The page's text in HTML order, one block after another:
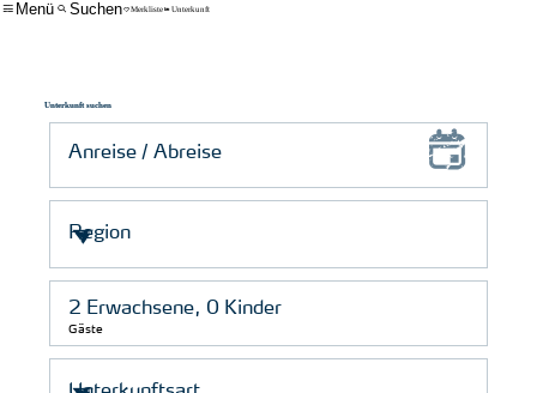
Menü Suchen Merkliste Unterkunft
Unterkunft suchen
Gäste